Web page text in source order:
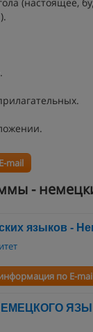
mail
-
языков -
по E-